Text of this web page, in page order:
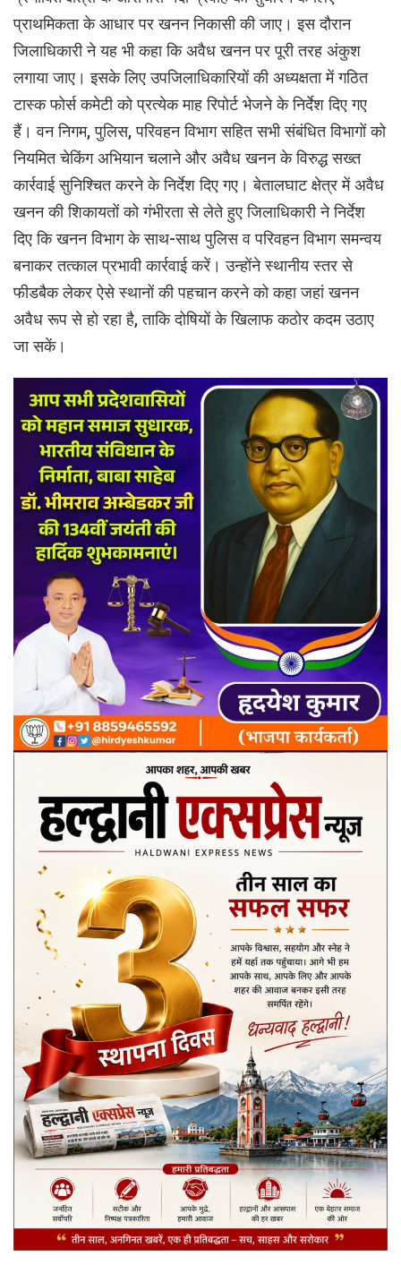
प्राथमिकता के आधार पर खनन निकासी की जाए। इस दौरान
जिलाधिकारी ने यह भी कहा कि अवैध खनन पर पूरी तरह अंकुश
लगाया जाए। इसके लिए उपजिलाधिकारियों की अध्यक्षता में गठित
टास्क फोर्स कमेटी को प्रत्येक माह रिपोर्ट भेजने के निर्देश दिए गए
हैं। वन निगम, पुलिस, परिवहन विभाग सहित सभी संबंधित विभागों को
नियमित चेकिंग अभियान चलाने और अवैध खनन के विरुद्ध सख्त
कार्रवाई सुनिश्चित करने के निर्देश दिए गए। बेतालघाट क्षेत्र में अवैध
खनन की शिकायतों को गंभीरता से लेते हुए जिलाधिकारी ने निर्देश
दिए कि खनन विभाग के साथ-साथ पुलिस व परिवहन विभाग समन्वय
बनाकर तत्काल प्रभावी कार्रवाई करें। उन्होंने स्थानीय स्तर से
फीडबैक लेकर ऐसे स्थानों की पहचान करने को कहा जहां खनन
अवैध रूप से हो रहा है, ताकि दोषियों के खिलाफ कठोर कदम उठाए
जा सकें।